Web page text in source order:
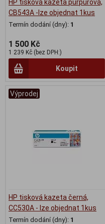
HP tisková kazeta purpurová,
CB543A -lze objednat 1kus
Termín dodání (dny): 1
1 500 Kč
1 239 Kč (bez DPH:)
Koupit
Výprodej
HP tisková kazeta černá,
CC530A - lze objednat 1kus
Termín dodání (dny): 1